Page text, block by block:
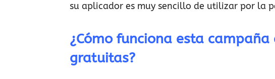
su aplicador es muy sencillo de utilizar por la
¿Cómo funciona esta
gratuitas?